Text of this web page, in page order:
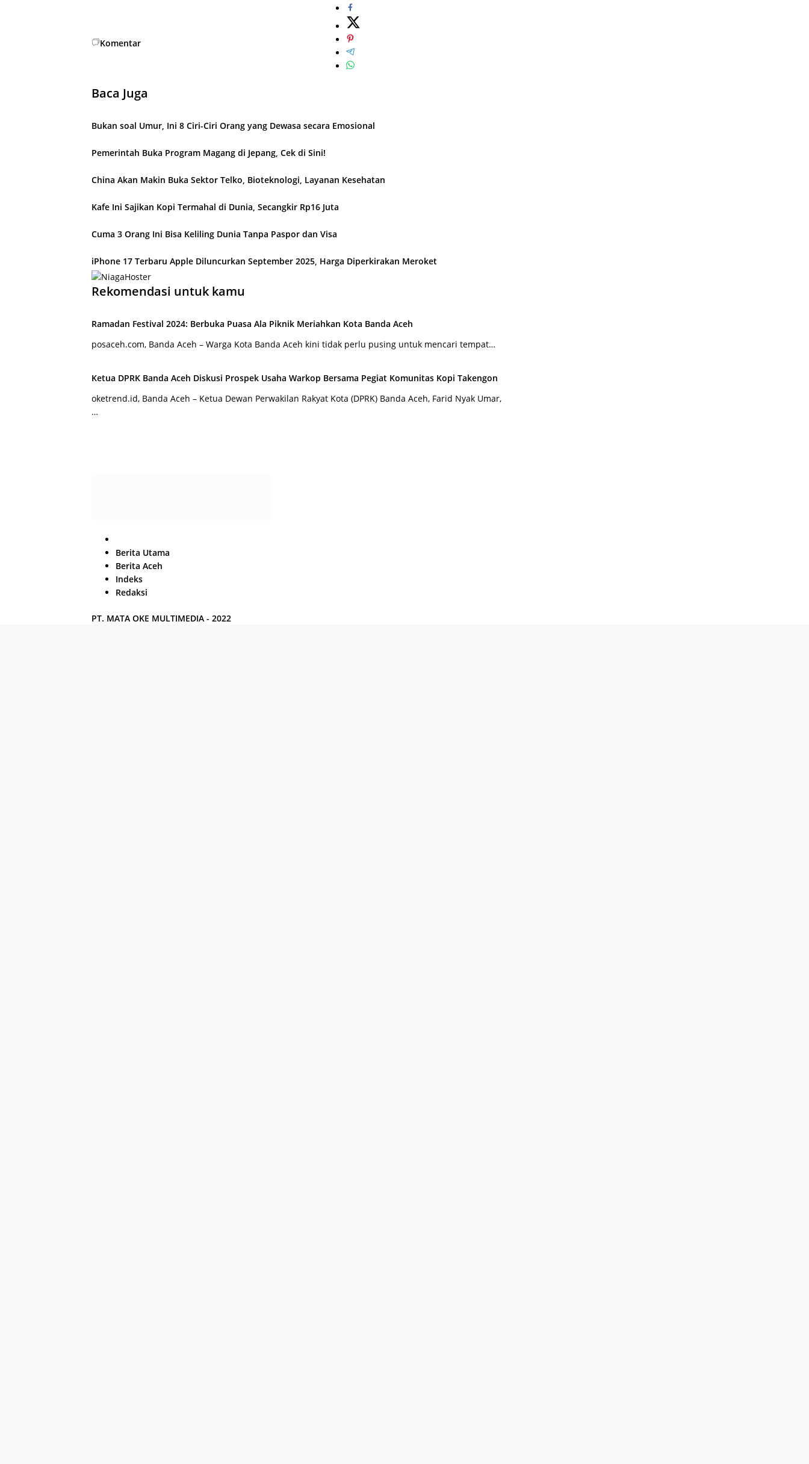
Komentar
Baca Juga
Bukan soal Umur, Ini 8 Ciri-Ciri Orang yang Dewasa secara Emosional
Pemerintah Buka Program Magang di Jepang, Cek di Sini!
China Akan Makin Buka Sektor Telko, Bioteknologi, Layanan Kesehatan
Kafe Ini Sajikan Kopi Termahal di Dunia, Secangkir Rp16 Juta
Cuma 3 Orang Ini Bisa Keliling Dunia Tanpa Paspor dan Visa
iPhone 17 Terbaru Apple Diluncurkan September 2025, Harga Diperkirakan Meroket
Rekomendasi untuk kamu
Ramadan Festival 2024: Berbuka Puasa Ala Piknik Meriahkan Kota Banda Aceh
posaceh.com, Banda Aceh – Warga Kota Banda Aceh kini tidak perlu pusing untuk mencari tempat…
Ketua DPRK Banda Aceh Diskusi Prospek Usaha Warkop Bersama Pegiat Komunitas Kopi Takengon
oketrend.id, Banda Aceh – Ketua Dewan Perwakilan Rakyat Kota (DPRK) Banda Aceh, Farid Nyak Umar,
…
o
m
e
Berita Utama
Berita Aceh
Indeks
Redaksi
PT. MATA OKE MULTIMEDIA - 2022